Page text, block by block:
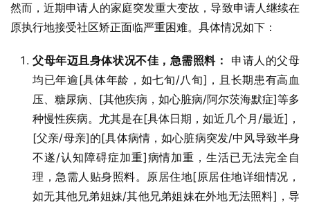
然而，近期申请人的家庭突发重大变故，导致申请人继续在
原执行地接受社区矫正面临严重困难。具体情况如下：
父母年迈且身体状况不佳，急需照料：
申请人的父母
均已年逾[具体年龄，如七旬/八旬]，且长期患有高血
压、糖尿病、[其他疾病，如心脏病/阿尔茨海默症]等多
种慢性疾病。尤其是在[具体日期，如近几个月/最近]，
[父亲/母亲]的[具体病情，如心脏病突发/中风导致半身
不遂/认知障碍症加重]病情加重，生活已无法完全自
理，急需人贴身照料。原居住地[原居住地详细情况，
如无其他兄弟姐妹/其他兄弟姐妹在外地无法照料]，导